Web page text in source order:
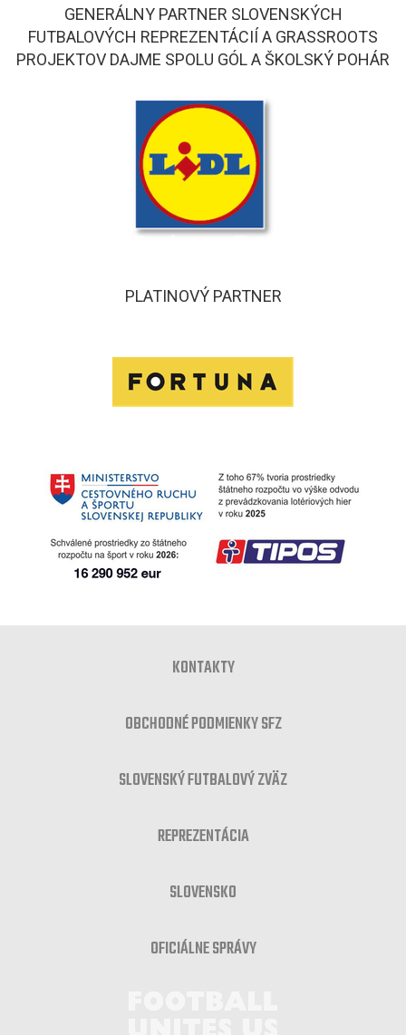
GENERÁLNY PARTNER SLOVENSKÝCH
FUTBALOVÝCH REPREZENTÁCIÍ A GRASSROOTS
PROJEKTOV DAJME SPOLU GÓL A ŠKOLSKÝ POHÁR
PLATINOVÝ PARTNER
KONTAKTY
OBCHODNÉ PODMIENKY SFZ
SLOVENSKÝ FUTBALOVÝ ZVÄZ
REPREZENTÁCIA
SLOVENSKO
OFICIÁLNE SPRÁVY